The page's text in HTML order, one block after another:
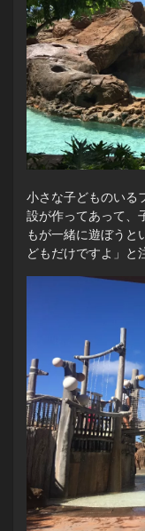
小さな子どものいる
設が作ってあって、
もが一緒に遊ぼうと
どもだけですよ」と